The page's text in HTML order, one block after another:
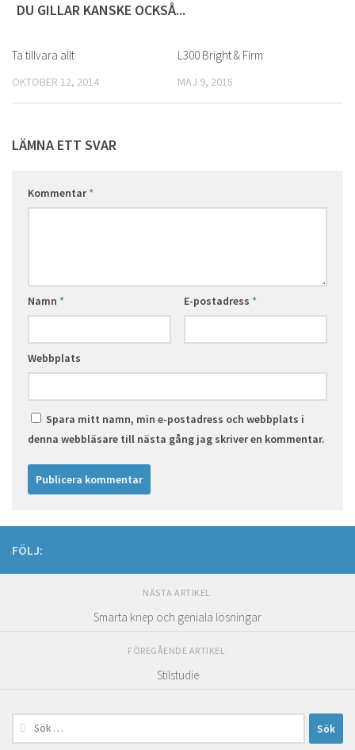
DU GILLAR KANSKE OCKSÅ...
Ta tillvara allt
OKTOBER 12, 2014
L300 Bright & Firm
MAJ 9, 2015
LÄMNA ETT SVAR
Kommentar*
Namn * E-postadress *
Webbplats
Spara mitt namn, min e-postadress och webbplats i
denna webbläsare till nästa gång jag skriver en kommentar.
FÖLJ:
NÄSTA ARTIKEL
Smarta knep och geniala lösningar
FÖREGÅENDE ARTIKEL
Stilstudie
Sök
efter: